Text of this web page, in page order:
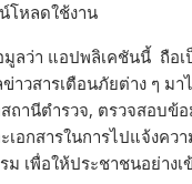
โหลดใช้งาน
ลว่า แอปพลิเคชันนี้ ถือเ
าวสารเตือนภัยต่าง ๆ ม
ถานีตำรวจ, ตรวจสอบข้
อกสารในการไปแจ้งคว
เพื่อให้ประชาชนอย่าง